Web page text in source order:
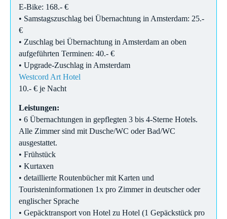
E-Bike: 168.- €
• Samstagszuschlag bei Übernachtung in Amsterdam: 25.-
€
• Zuschlag bei Übernachtung in Amsterdam an oben
aufgeführten Terminen: 40.- €
• Upgrade-Zuschlag in Amsterdam
Westcord Art Hotel
10.- € je Nacht
Leistungen:
• 6 Übernachtungen in gepflegten 3 bis 4-Sterne Hotels.
Alle Zimmer sind mit Dusche/WC oder Bad/WC
ausgestattet.
• Frühstück
• Kurtaxen
• detaillierte Routenbücher mit Karten und
Touristeninformationen 1x pro Zimmer in deutscher oder
englischer Sprache
• Gepäcktransport von Hotel zu Hotel (1 Gepäckstück pro